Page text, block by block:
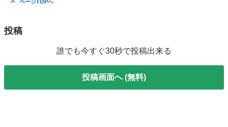
ページTOPへ
投稿
誰でも今すぐ30秒で投稿出来る
投稿画面へ (無料)